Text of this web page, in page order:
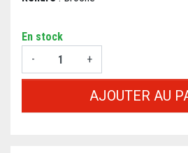
En stock
-
+
AJOUTER AU